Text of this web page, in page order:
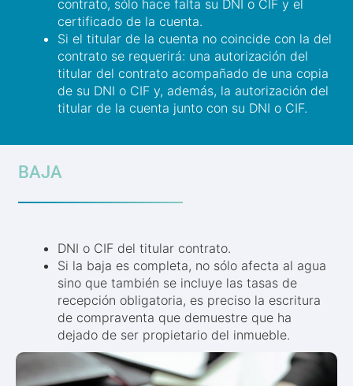
contrato, sólo hace falta su DNI o CIF y el
certificado de la cuenta.
Si el titular de la cuenta no coincide con la del
contrato se requerirá: una autorización del
titular del contrato acompañado de una copia
de su DNI o CIF y, además, la autorización del
titular de la cuenta junto con su DNI o CIF.
BAJA
DNI o CIF del titular contrato.
Si la baja es completa, no sólo afecta al agua
sino que también se incluye las tasas de
recepción obligatoria, es preciso la escritura
de compraventa que demuestre que ha
dejado de ser propietario del inmueble.